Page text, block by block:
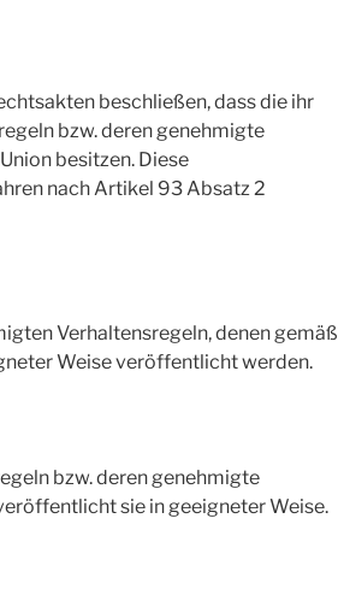
beschließen, dass die ihr
bzw. deren genehmigte
besitzen. Diese
nach Artikel 93 Absatz 2
Verhaltensregeln, denen gemäß
Weise veröffentlicht werden.
bzw. deren genehmigte
sie in geeigneter Weise.